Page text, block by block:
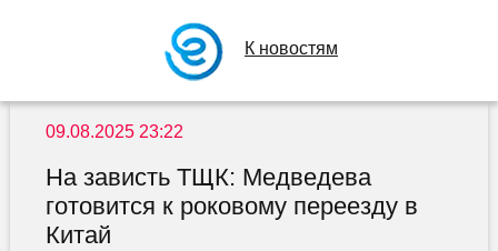
К новостям
09.08.2025 23:22
На зависть ТЩК: Медведева
готовится к роковому переезду в
Китай